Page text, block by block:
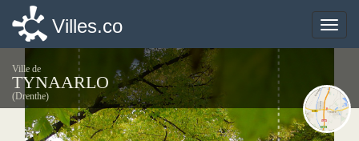
Toggle
Villes.co
Ville de
TYNAARLO
(Drenthe)
Toggle
Villes.co